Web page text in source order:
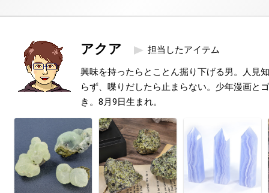
アクア 担当したアイテム
興味を持ったらとことん掘り下げる男。人見
らず、喋りだしたら止まらない。少年漫画と
き。8月9日生まれ。